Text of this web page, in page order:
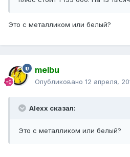
Это с металликом или белый?
melbu
Опубликовано 12 апреля,
Alexx сказал:
Это с металликом или белый?